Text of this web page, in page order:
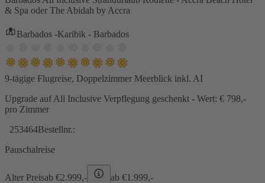
& Spa oder The Abidah by Accra
Barbados -Karibik - Barbados
9-tägige Flugreise, Doppelzimmer Meerblick inkl. AI
Upgrade auf All Inclusive Verpflegung geschenkt - Wert: € 798,-
pro Zimmer
253464Bestellnr.:
Pauschalreise
Alter Preisab €2.999,- ab €1.999,-